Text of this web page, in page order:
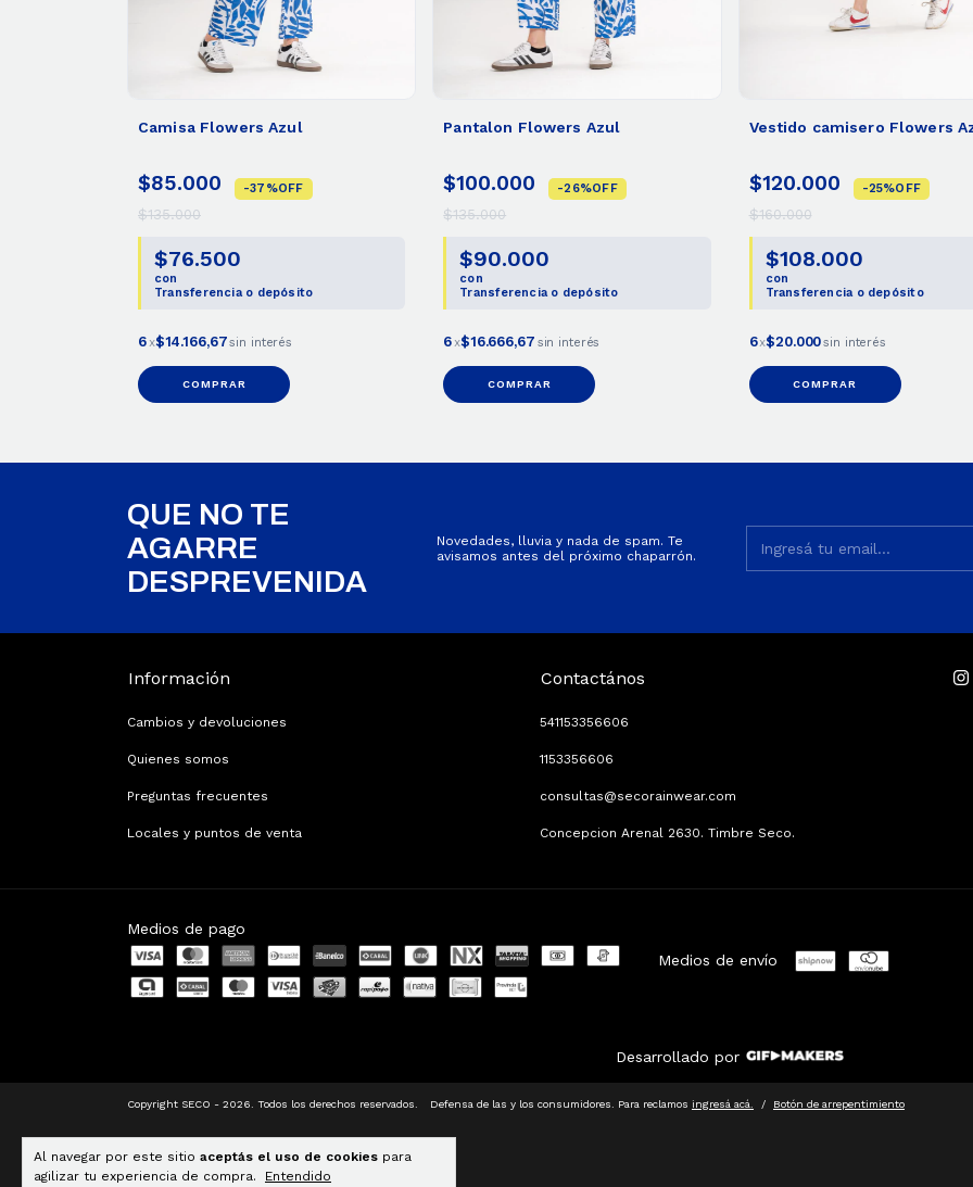
Al navegar por este sitio aceptás el uso de cookies para
agilizar tu experiencia de compra.
Entendido
Camisa Flowers Azul
$85.000 -37 %OFF
$135.000
$76.500
con
Transferencia o depósito
6x$14.166,67sin interés
COMPRAR
Pantalon Flowers Azul
$100.000 -26%OFF
$135.000
$90.000
con
Transferencia o depósito
6x$16.666,67 sin interés
COMPRAR
Vestido camisero Flowers
$120.000 -25%OFF
$160.000
$108.000
con
Transferencia o depósito
6x$20.000sin interés
COMPRAR
QUE NO TE
AGARRE
DESPREVENIDA
Novedades, lluvia y nada de spam. Te
avisamos antes del próximo chaparrón.
Información
Cambios y devoluciones
Quienes somos
Preguntas frecuentes
Locales y puntos de venta
Contactános
541153356606
1153356606
consultas@secorainwear.com
Concepcion Arenal 2630. Timbre Seco.
Medios de pago
Medios de envío
Desarrollado por
Copyright SECO - 2026. Todos los derechos reservados. Defensa de las y los consumidores. Para reclamos ingresá acá. / Botón de arrepentimiento